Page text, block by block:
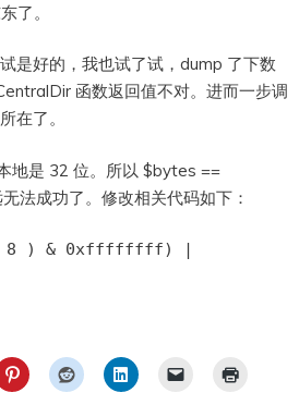
了。
是好的，我也试了试，dump 了下数
函数返回值不对。进而一步调
在了。
地是 32 位。所以 $bytes ==
法成功了。修改相关代码如下：
8 ) & 0xffffffff) |